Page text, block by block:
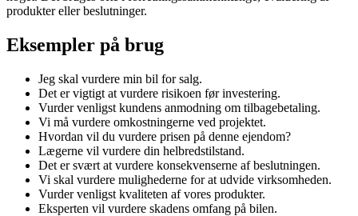
produkter eller beslutninger.
Eksempler på brug
Jeg skal vurdere min bil for salg.
Det er vigtigt at vurdere risikoen før investering.
Vurder venligst kundens anmodning om tilbagebetaling.
Vi må vurdere omkostningerne ved projektet.
Hvordan vil du vurdere prisen på denne ejendom?
Lægerne vil vurdere din helbredstilstand.
Det er svært at vurdere konsekvenserne af beslutningen.
Vi skal vurdere mulighederne for at udvide virksomheden.
Vurder venligst kvaliteten af vores produkter.
Eksperten vil vurdere skadens omfang på bilen.